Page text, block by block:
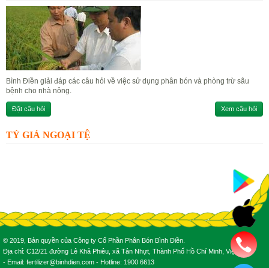
Bình Điền giải đáp các câu hỏi về việc sử dụng phân bón và phòng trừ sâu
bệnh cho nhà nông.
Đặt câu hỏi Xem câu hỏi
TỶ GIÁ NGOẠI TỆ
© 2019, Bản quyền của Công ty Cổ Phần Phân Bón Bình Điền.
Địa chỉ: C12/21 đường Lê Khả Phiêu, xã Tân Nhựt, Thành Phố Hồ Chí Minh, Việt Nam.
- Email: fertilizer@binhdien.com - Hotline: 1900 6613